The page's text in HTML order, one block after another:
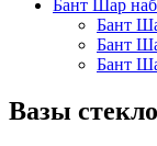
Бант Шар
Бант
Бант
Бант
Вазы